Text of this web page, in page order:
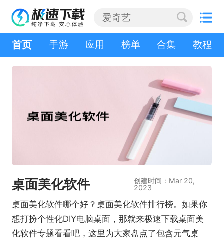
首页 手游 应用 榜单 合集 教程
桌面美化软件
创建时间：Mar 20,
2023
桌面美化软件哪个好？桌面美化软件排行榜。如果你
想打扮个性化DIY电脑桌面，那就来极速下载桌面美
化软件专题看看吧，这里为大家盘点了包含元气桌